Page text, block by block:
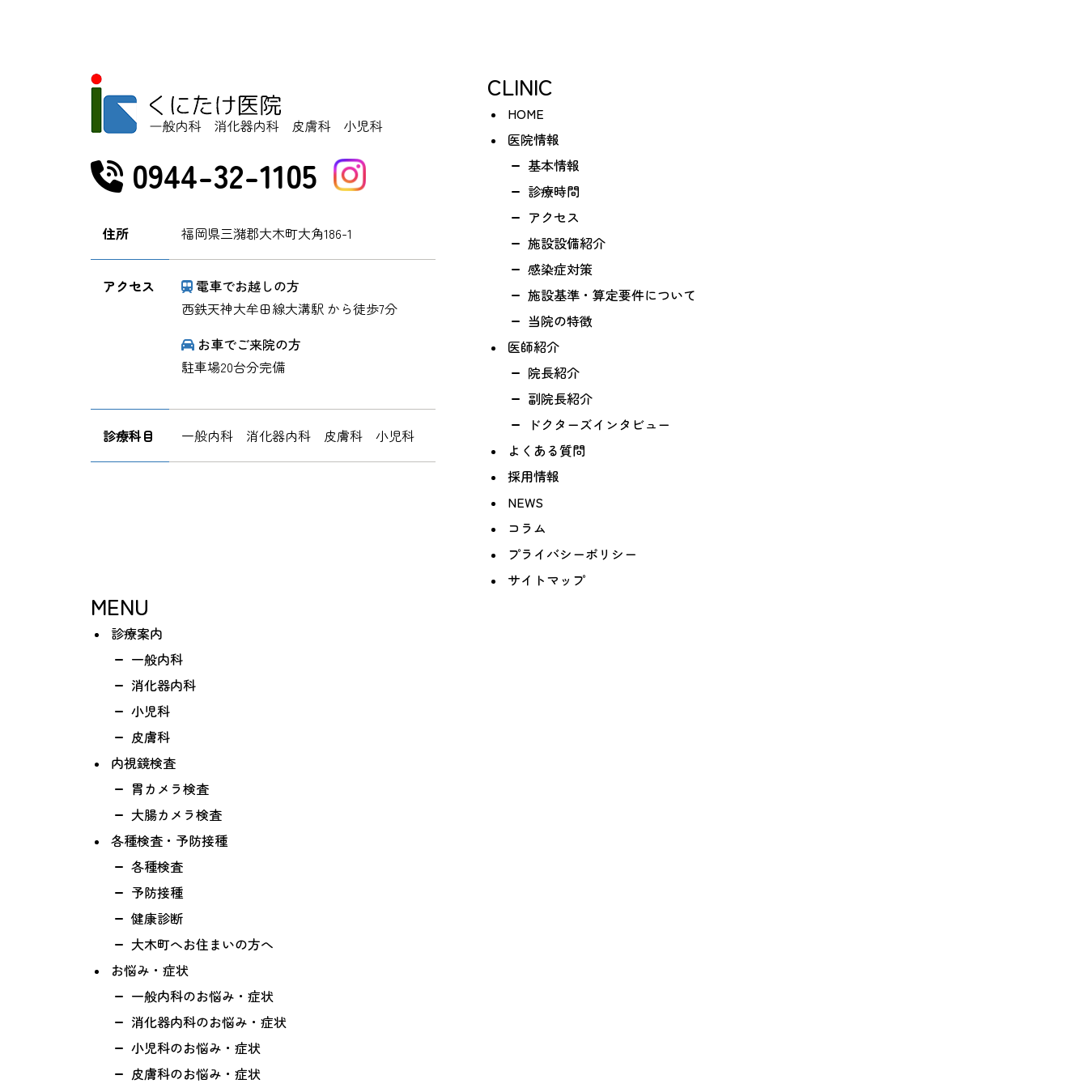
0944-32-1105
住所 福岡県三潴郡大木町大角186-1
アクセス
電車でお越しの方
西鉄天神大牟田線大溝駅 から徒歩7分
お車でご来院の方
駐車場20台分完備
診療科目 一般内科 消化器内科 皮膚科 小児科
CLINIC
HOME
医院情報
基本情報
診療時間
アクセス
施設設備紹介
感染症対策
施設基準・算定要件について
当院の特徴
医師紹介
院長紹介
副院長紹介
ドクターズインタビュー
よくある質問
採用情報
NEWS
コラム
プライバシーポリシー
サイトマップ
MENU
診療案内
一般内科
消化器内科
小児科
皮膚科
内視鏡検査
胃カメラ検査
大腸カメラ検査
各種検査・予防接種
各種検査
予防接種
健康診断
大木町へお住まいの方へ
お悩み・症状
一般内科のお悩み・症状
消化器内科のお悩み・症状
小児科のお悩み・症状
皮膚科のお悩み・症状